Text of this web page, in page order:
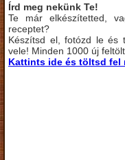
Írd meg nekünk Te!
Te már elkészítetted,
receptet?
Készítsd el, fotózd le és
vele! Minden 1000 új
Kattints ide és töltsd fel